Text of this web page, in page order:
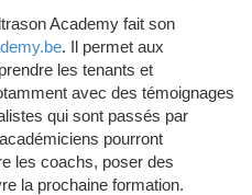
Academy fait son
. Il permet aux
les tenants et
avec des témoignages
qui sont passés par
pourront
les coachs, poser des
la prochaine formation.